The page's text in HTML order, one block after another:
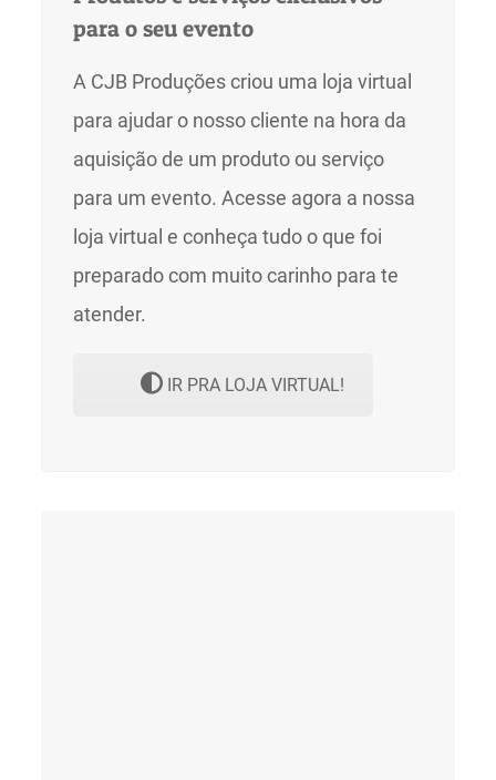
para o seu evento
A CJB Produções criou uma loja virtual
para ajudar o nosso cliente na hora da
aquisição de um produto ou serviço
para um evento. Acesse agora a nossa
loja virtual e conheça tudo o que foi
preparado com muito carinho para te
atender.
IR PRA LOJA VIRTUAL!